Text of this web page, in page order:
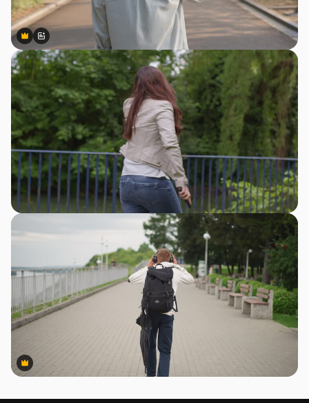
Premium
Premium
สร้างขึ้นโดย AI
Premium
Premium